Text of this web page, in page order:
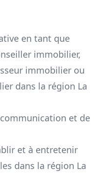
en tant que
immobilier,
immobilier ou
dans la région La
et de
et à entretenir
dans la région La